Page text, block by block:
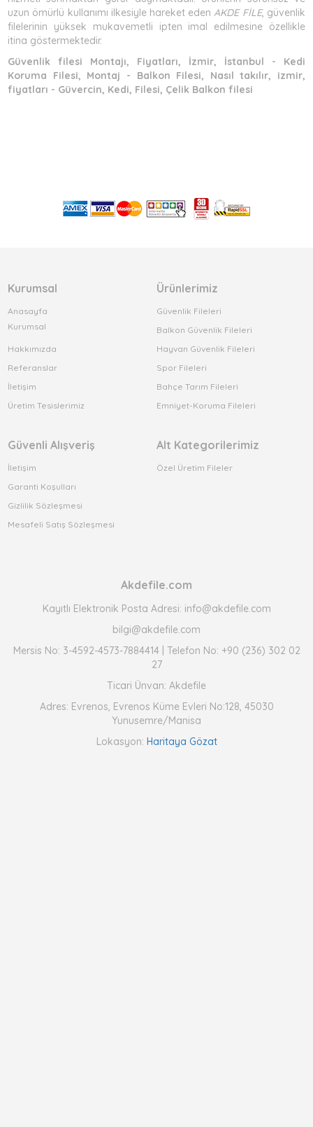
uzun ömürlü kullanımı ilkesiyle hareket edenAKDE FİLE, güvenlik
filelerinin yüksek mukavemetli ipten imal edilmesine özellikle
itina göstermektedir.
Güvenlik filesi Montajı, Fiyatları, İzmir, İstanbul - Kedi
Koruma Filesi, Montaj - Balkon Filesi, Nasıl takılır, izmir,
fiyatları - Güvercin, Kedi, Filesi, Çelik Balkon filesi
Kurumsal
Anasayfa
Kurumsal
Hakkımızda
Referanslar
İletişim
Üretim Tesislerimiz
Ürünlerimiz
Güvenlik Fileleri
Balkon Güvenlik Fileleri
Hayvan Güvenlik Fileleri
Spor Fileleri
Bahçe Tarım Fileleri
Emniyet-Koruma Fileleri
Güvenli Alışveriş
İletişim
Garanti Koşulları
Gizlilik Sözleşmesi
Mesafeli Satış Sözleşmesi
Alt Kategorilerimiz
Özel Üretim Fileler
Akdefile.com
Kayıtlı Elektronik Posta Adresi: info@akdefile.com
bilgi@akdefile.com
Mersis No: 3-4592-4573-7884414 | Telefon No: +90 (236) 302 02
27
Ticari Ünvan: Akdefile
Adres: Evrenos, Evrenos Küme Evleri No:128, 45030
Yunusemre/Manisa
Lokasyon: Haritaya Gözat